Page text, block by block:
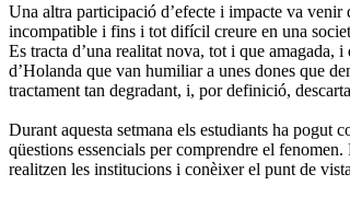
Una altra participació d’efecte i impacte va venir
incompatible i fins i tot difícil creure en una
Es tracta d’una realitat nova, tot i que
d’Holanda que van humiliar a unes dones que
tractament tan degradant, i, por definició,
Durant aquesta setmana els estudiants ha pogut
qüestions essencials per comprendre el
realitzen les institucions i conèixer el punt de